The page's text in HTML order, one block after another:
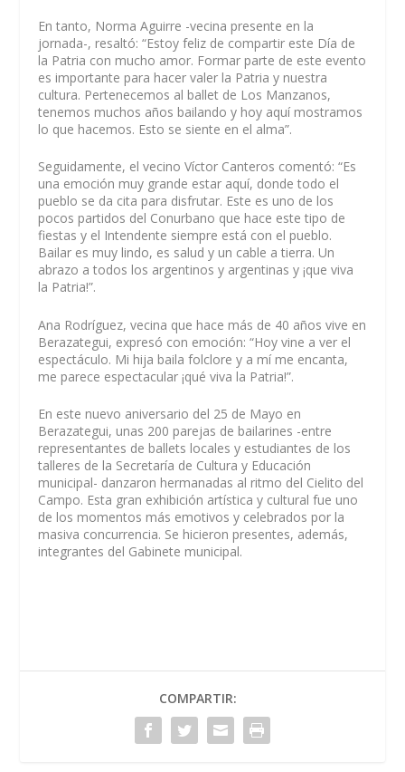
En tanto, Norma Aguirre -vecina presente en la
jornada-, resaltó: “Estoy feliz de compartir este Día de
la Patria con mucho amor. Formar parte de este evento
es importante para hacer valer la Patria y nuestra
cultura. Pertenecemos al ballet de Los Manzanos,
tenemos muchos años bailando y hoy aquí mostramos
lo que hacemos. Esto se siente en el alma”.
Seguidamente, el vecino Víctor Canteros comentó: “Es
una emoción muy grande estar aquí, donde todo el
pueblo se da cita para disfrutar. Este es uno de los
pocos partidos del Conurbano que hace este tipo de
fiestas y el Intendente siempre está con el pueblo.
Bailar es muy lindo, es salud y un cable a tierra. Un
abrazo a todos los argentinos y argentinas y ¡que viva
la Patria!”.
Ana Rodríguez, vecina que hace más de 40 años vive en
Berazategui, expresó con emoción: “Hoy vine a ver el
espectáculo. Mi hija baila folclore y a mí me encanta,
me parece espectacular ¡qué viva la Patria!”.
En este nuevo aniversario del 25 de Mayo en
Berazategui, unas 200 parejas de bailarines -entre
representantes de ballets locales y estudiantes de los
talleres de la Secretaría de Cultura y Educación
municipal- danzaron hermanadas al ritmo del Cielito del
Campo. Esta gran exhibición artística y cultural fue uno
de los momentos más emotivos y celebrados por la
masiva concurrencia. Se hicieron presentes, además,
integrantes del Gabinete municipal.
COMPARTIR: